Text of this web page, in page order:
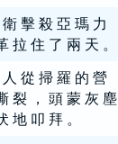
擊 殺 亞 瑪 力
拉 住 了 兩 天 。
從 掃 羅 的 營
裂 ， 頭 蒙 灰 塵
地 叩 拜 。